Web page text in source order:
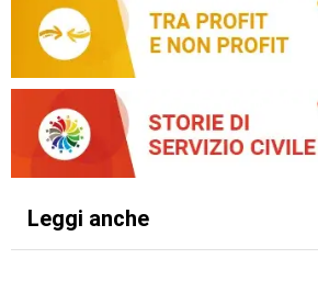
Leggi anche